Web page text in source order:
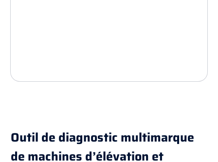
Outil de diagnostic multimarque
de machines d’élévation et